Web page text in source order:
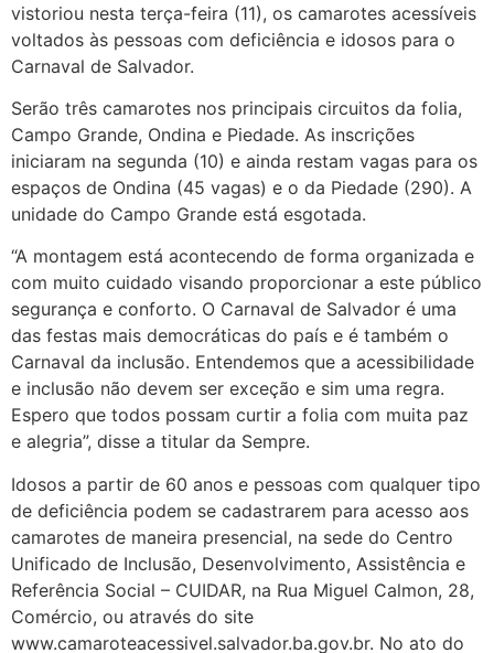
vistoriou nesta terça-feira (11), os camarotes acessíveis
voltados às pessoas com deficiência e idosos para o
Carnaval de Salvador.
Serão três camarotes nos principais circuitos da folia,
Campo Grande, Ondina e Piedade. As inscrições
iniciaram na segunda (10) e ainda restam vagas para os
espaços de Ondina (45 vagas) e o da Piedade (290). A
unidade do Campo Grande está esgotada.
“A montagem está acontecendo de forma organizada e
com muito cuidado visando proporcionar a este público
segurança e conforto. O Carnaval de Salvador é uma
das festas mais democráticas do país e é também o
Carnaval da inclusão. Entendemos que a acessibilidade
e inclusão não devem ser exceção e sim uma regra.
Espero que todos possam curtir a folia com muita paz
e alegria”, disse a titular da Sempre.
Idosos a partir de 60 anos e pessoas com qualquer tipo
de deficiência podem se cadastrarem para acesso aos
camarotes de maneira presencial, na sede do Centro
Unificado de Inclusão, Desenvolvimento, Assistência e
Referência Social – CUIDAR, na Rua Miguel Calmon, 28,
Comércio, ou através do site
www.camaroteacessivel.salvador.ba.gov.br. No ato do